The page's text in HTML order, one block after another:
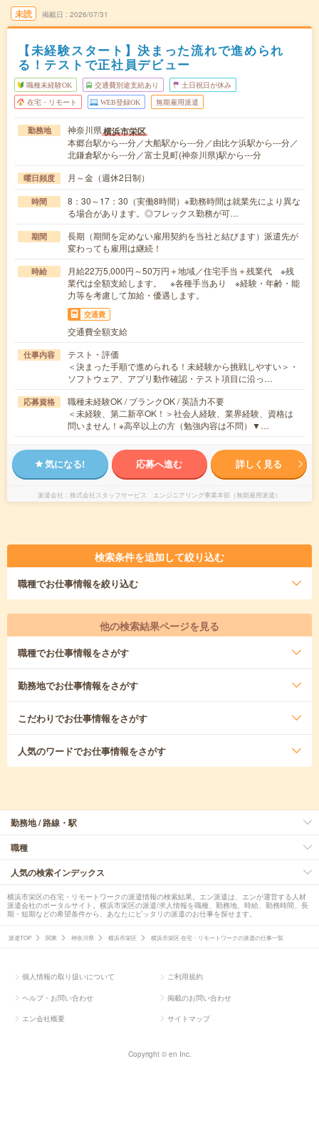
未読 掲載日 2026/07/31
【未経験スタート】決まった流れで進められ
る！テストで正社員デビュー
職種未経験OK 交通費別途支給あり 土日祝日が休み
在宅・リモート WEB登録OK 無期雇用派遣
勤務地 神奈川県横浜市栄区
本郷台駅から---分／大船駅から---分／由比ケ浜駅から---分／
北鎌倉駅から---分／富士見町(神奈川県)駅から---分
曜日頻度 月～金（週休2日制）
時間
8：30～17：30（実働8時間）※勤務時間は就業先により異な
る場合があります。◎フレックス勤務が可…
期間
長期（期間を定めない雇用契約を当社と結びます）派遣先が
変わっても雇用は継続！
時給
月給22万5,000円～50万円＋地域／住宅手当＋残業代 ※残
業代は全額支給します。 ※各種手当あり ※経験・年齢・能
力等を考慮して加給・優遇します。
交通費
交通費全額支給
仕事内容
テスト・評価
＜決まった手順で進められる！未経験から挑戦しやすい＞・
ソフトウェア、アプリ動作確認・テスト項目に沿っ…
応募資格
職種未経験OK / ブランクOK / 英語力不要
＜未経験、第二新卒OK！＞社会人経験、業界経験、資格は
問いません！※高卒以上の方（勉強内容は不問）▼…
気になる! 応募へ進む 詳しく見る
派遣会社 株式会社スタッフサービス エンジニアリング事業本部（無期雇用派遣）
検索条件を追加して絞り込む
職種でお仕事情報を絞り込む
他の検索結果ページを見る
職種でお仕事情報をさがす
勤務地でお仕事情報をさがす
こだわりでお仕事情報をさがす
人気のワードでお仕事情報をさがす
勤務地 / 路線・駅
職種
人気の検索インデックス
横浜市栄区の在宅・リモートワークの派遣情報の検索結果。エン派遣は、エンが運営する人材
派遣会社のポータルサイト。横浜市栄区の派遣/求人情報を職種、勤務地、時給、勤務時間、長
期・短期などの希望条件から、あなたにピッタリの派遣のお仕事を探せます。
派遣TOP 関東 神奈川県 横浜市栄区 横浜市栄区 在宅・リモートワークの派遣の仕事一覧
個人情報の取り扱いについて ご利用規約
ヘルプ・お問い合わせ 掲載のお問い合わせ
エン会社概要 サイトマップ
Copyright © en Inc.